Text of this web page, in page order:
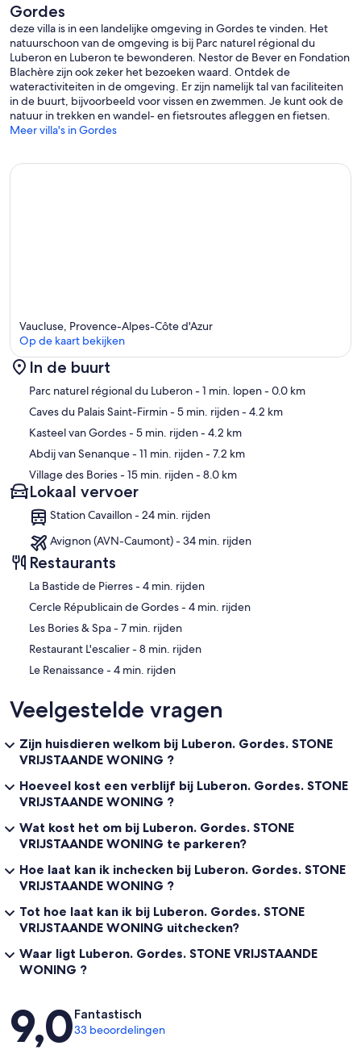
Gordes
deze villa is in een landelijke omgeving in Gordes te vinden. Het
natuurschoon van de omgeving is bij Parc naturel régional du
Luberon en Luberon te bewonderen. Nestor de Bever en Fondation
Blachère zijn ook zeker het bezoeken waard. Ontdek de
wateractiviteiten in de omgeving. Er zijn namelijk tal van faciliteiten
in de buurt, bijvoorbeeld voor vissen en zwemmen. Je kunt ook de
natuur in trekken en wandel- en fietsroutes afleggen en fietsen.
Meer villa's in Gordes
Kaart
Vaucluse, Provence-Alpes-Côte d'Azur
Op de kaart bekijken
In de buurt
Parc naturel régional du Luberon- 1 min. lopen- 0.0 km
Caves du Palais Saint-Firmin- 5 min. rijden- 4.2 km
Kasteel van Gordes- 5 min. rijden- 4.2 km
Abdij van Senanque- 11 min. rijden- 7.2 km
Village des Bories- 15 min. rijden- 8.0 km
Lokaal vervoer
Station Cavaillon - 24 min. rijden
Avignon (AVN-Caumont) - 34 min. rijden
Restaurants
‪La Bastide de Pierres - ‬4 min. rijden
‪Cercle Républicain de Gordes - ‬4 min. rijden
‪Les Bories & Spa - ‬7 min. rijden
‪Restaurant L'escalier - ‬8 min. rijden
‪Le Renaissance - ‬4 min. rijden
Veelgestelde vragen
Zijn huisdieren welkom bij Luberon. Gordes. STONE
VRIJSTAANDE WONING ?
Hoeveel kost een verblijf bij Luberon. Gordes. STONE
VRIJSTAANDE WONING ?
Wat kost het om bij Luberon. Gordes. STONE
VRIJSTAANDE WONING te parkeren?
Hoe laat kan ik inchecken bij Luberon. Gordes. STONE
VRIJSTAANDE WONING ?
Tot hoe laat kan ik bij Luberon. Gordes. STONE
VRIJSTAANDE WONING uitchecken?
Waar ligt Luberon. Gordes. STONE VRIJSTAANDE
WONING ?
Beoordelingen
9,0Fantastisch
33 beoordelingen